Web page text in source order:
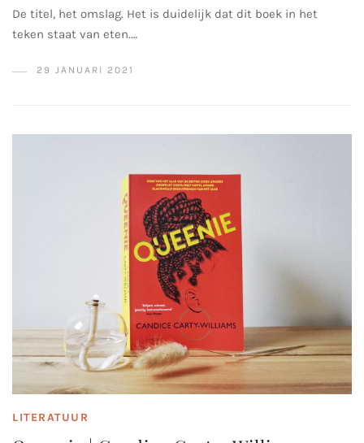
De titel, het omslag. Het is duidelijk dat dit boek in het
teken staat van eten.…
29 JANUARI 2021
LITERATUUR